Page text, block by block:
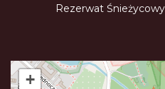
Rezerwat
+